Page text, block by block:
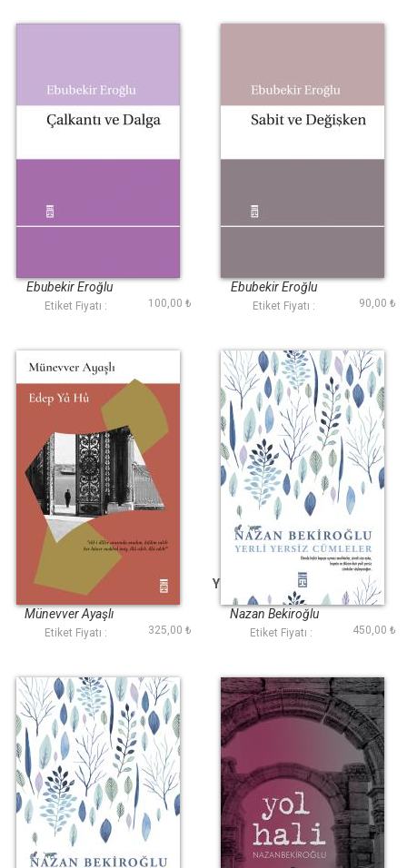
Ebubekir Eroğlu
Etiket Fiyatı : 100,00 ₺
Ebubekir Eroğlu
Etiket Fiyatı : 90,00 ₺
Edep Yâ Hû
Münevver Ayaşlı
Etiket Fiyatı : 325,00 ₺
Yerli Yersiz Cümleler
Nazan Bekiroğlu
Etiket Fiyatı : 450,00 ₺